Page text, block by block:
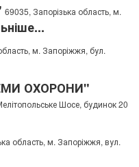
69035, Запорізька область, м.
м. Запоріжжя, бул.
ОХОРОНИ"
Шосе, будинок 20
область, м. Запоріжжя, вул.